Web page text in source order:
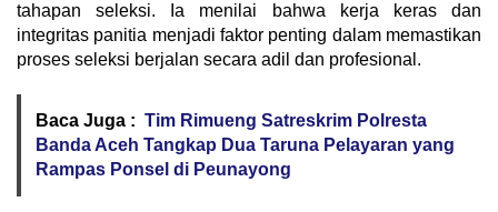
tahapan seleksi. Ia menilai bahwa kerja keras dan
integritas panitia menjadi faktor penting dalam memastikan
proses seleksi berjalan secara adil dan profesional.
Baca Juga : Tim Rimueng Satreskrim Polresta
Banda Aceh Tangkap Dua Taruna Pelayaran yang
Rampas Ponsel di Peunayong